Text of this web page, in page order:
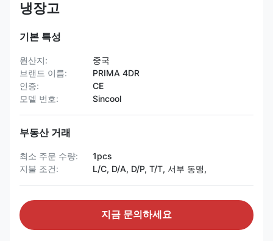
냉장고
기본 특성
원산지:
중국
브랜드 이름:
PRIMA 4DR
인증:
CE
모델 번호:
Sincool
부동산 거래
최소 주문 수량:
1pcs
지불 조건:
L/C, D/A, D/P, T/T, 서부 동맹,
지금 문의하세요